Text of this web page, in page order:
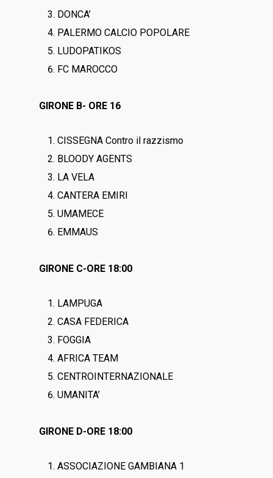
DONCA’
PALERMO CALCIO POPOLARE
LUDOPATIKOS
FC MAROCCO
GIRONE B- ORE 16
CISSEGNA Contro il razzismo
BLOODY AGENTS
LA VELA
CANTERA EMIRI
UMAMECE
EMMAUS
GIRONE C-ORE 18:00
LAMPUGA
CASA FEDERICA
FOGGIA
AFRICA TEAM
CENTROINTERNAZIONALE
UMANITA’
GIRONE D-ORE 18:00
ASSOCIAZIONE GAMBIANA 1